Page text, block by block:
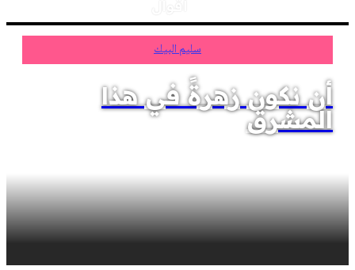
سليم البيك
أن نكون زهرةً في هذا
المشرق